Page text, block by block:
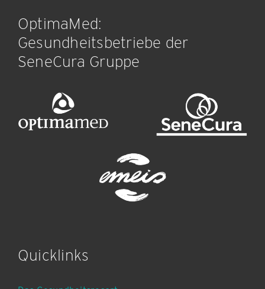
OptimaMed:
Gesundheitsbetriebe der
SeneCura Gruppe
Quicklinks